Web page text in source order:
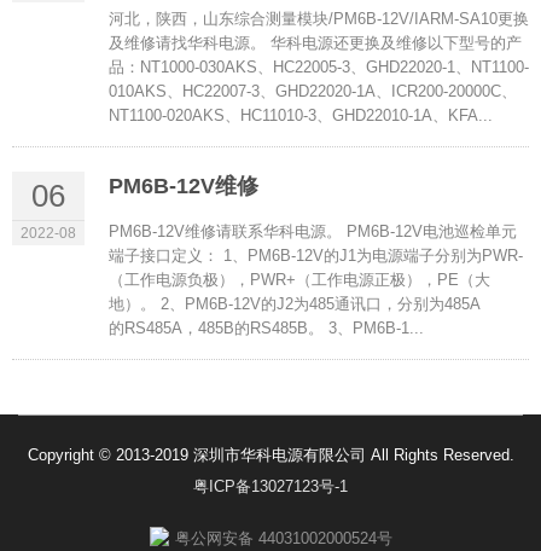
河北，陕西，山东综合测量模块/PM6B-12V/IARM-SA10更换
及维修请找华科电源。 华科电源还更换及维修以下型号的产
品：NT1000-030AKS、HC22005-3、GHD22020-1、NT1100-
010AKS、HC22007-3、GHD22020-1A、ICR200-20000C、
NT1100-020AKS、HC11010-3、GHD22010-1A、KFA...
06
2022-08
PM6B-12V维修
PM6B-12V维修请联系华科电源。 PM6B-12V电池巡检单元
端子接口定义： 1、PM6B-12V的J1为电源端子分别为PWR-
（工作电源负极），PWR+（工作电源正极），PE（大
地）。 2、PM6B-12V的J2为485通讯口，分别为485A
的RS485A，485B的RS485B。 3、PM6B-1...
Copyright © 2013-2019 深圳市华科电源有限公司 All Rights Reserved.
粤ICP备13027123号-1
粤公网安备 44031002000524号